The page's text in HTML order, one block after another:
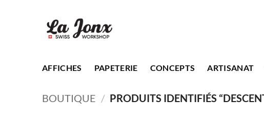
AFFICHES PAPETERIE CONCEPTS ARTISANAT
BOUTIQUE / PRODUITS IDENTIFIÉS